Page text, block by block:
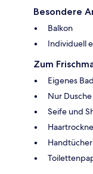
Besondere
Balkon
Individuell
Zum
Eigenes Bad
Nur Dusche
Seife und
Handtücher